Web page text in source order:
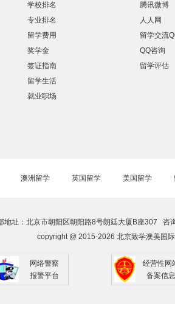
学校排名
专业排名
留学费用
奖学金
签证指南
留学生活
就业职场
腾讯微博
人人网
留学交流
QQ咨询
留学评估
澳洲留学 英国留学 美国留学
地址：北京市朝阳区朝阳路8号朗廷大厦B座307
copyright @ 2015-2026 北京致学澳美国
网络警察
报警平台
经营性网
备案信息